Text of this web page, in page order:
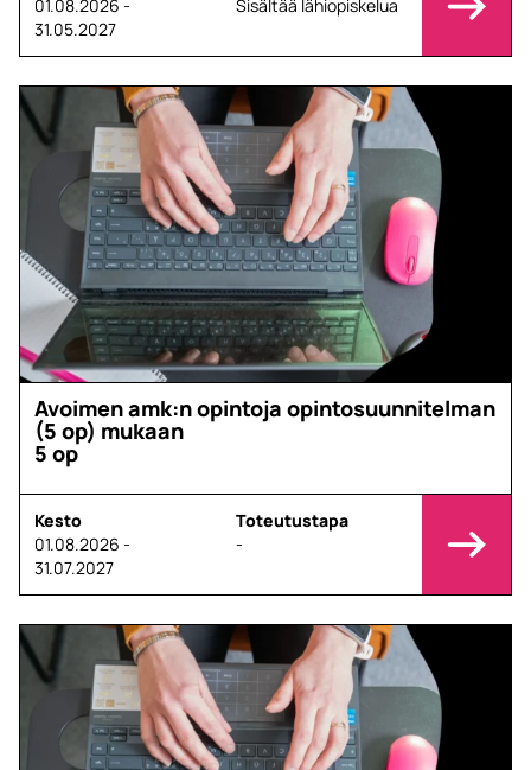
01.08.2026 -
31.05.2027
Sisältää lähiopiskelua
Avoimen amk:n opintoja opintosuunnitelman
(5 op) mukaan
5 op
Kesto
01.08.2026 -
31.07.2027
Toteutustapa
-